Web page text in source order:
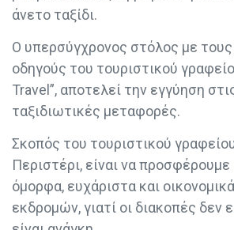
άνετο ταξίδι.
Ο υπερσύγχρονος στόλος με
οδηγούς του τουριστικού
Travel”, αποτελεί την εγγύηση
ταξιδιωτικές μεταφορές.
Σκοπός του τουριστικού
Περιστέρι, είναι να
όμορφα, ευχάριστα και
εκδρομών, γιατί οι διακοπές δεν